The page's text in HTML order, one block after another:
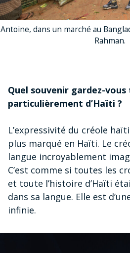
Antoine, dans un marché au
Rahman.
Quel souvenir gardez-
particulièrement d’Haïti ?
L’expressivité du créole
plus marqué en Haïti. Le
langue incroyablement
C’est comme si toutes les
et toute l’histoire d’Haïti
dans sa langue. Elle est
infinie.